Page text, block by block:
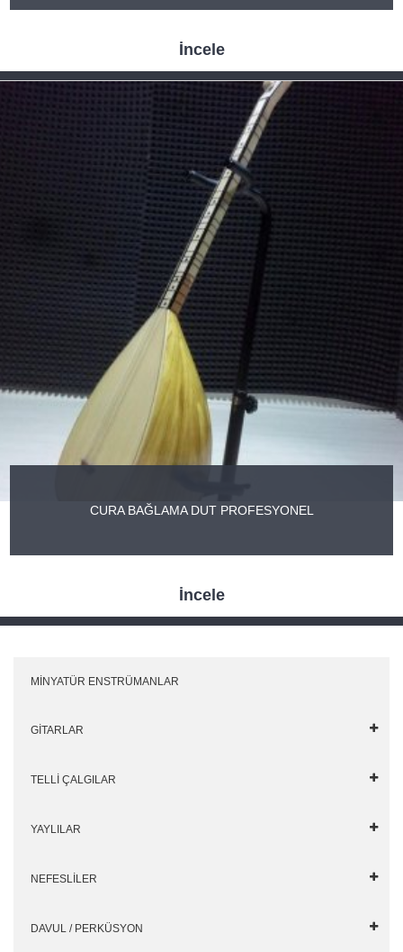
İncele
CURA BAĞLAMA DUT PROFESYONEL
İncele
MİNYATÜR ENSTRÜMANLAR
GİTARLAR
TELLİ ÇALGILAR
YAYLILAR
NEFESLİLER
DAVUL / PERKÜSYON